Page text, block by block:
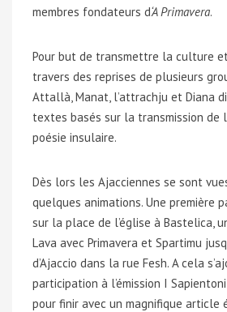
membres fondateurs d‘A Primavera.
Pour but de transmettre la culture
travers des reprises de plusieurs
Attallà, Manat, l’attrachju et Diana di
textes basés sur la transmission
poésie insulaire.
Dès lors les Ajacciennes se sont
quelques animations. Une première
sur la place de l’église à Bastelica,
Lava avec Primavera et Spartimu
d’Ajaccio dans la rue Fesh. A cela
participation à l’émission I
pour finir avec un magnifique article